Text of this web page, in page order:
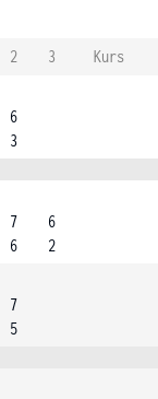
2 3
Kurs
6
3
7
6
6
2
7
5